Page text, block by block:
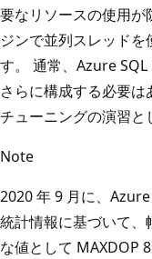
要なリソースの使用が
ジンで並列スレッド
す。 通常、Azure
さらに構成する必要
チューニングの演習と
Note
2020 年 9 月に、
統計情報に基づいて
な値として MAXDOP